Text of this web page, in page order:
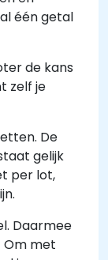
één getal
de kans
zelf je
De
gelijk
per lot,
Daarmee
Om met